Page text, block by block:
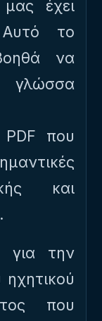
έχει
Αυτό το
να
που
και
για την
που